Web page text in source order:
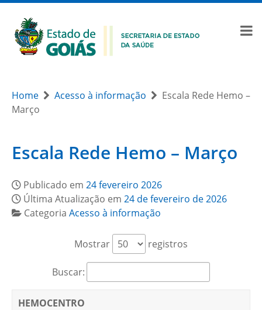
Home Acesso à informação
Escala Rede Hemo –
Março
Escala Rede Hemo – Março
Publicado em 24 fevereiro 2026
Última Atualização em 24 de fevereiro de 2026
Categoria Acesso à informação
Mostrar registros
Buscar:
HEMOCENTRO